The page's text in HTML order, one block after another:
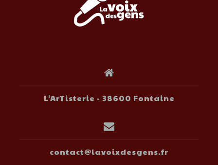
L'ArTisterie - 38600 Fontaine
contact@lavoixdesgens.fr